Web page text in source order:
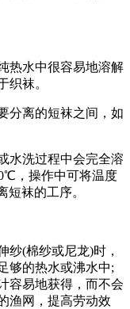
热水中很容易地溶解
织袜。
分离的短袜之间，如
水洗过程中会完全溶
，操作中可将温度
袜的工序。
纱(棉纱或尼龙)时，
够的热水或沸水中;
容易地获得，而不会
渔网，提高劳动效